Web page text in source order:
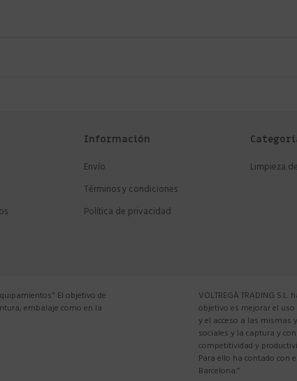
Información
Envío
Términos y condiciones
Política de privacidad
Limpieza
El objetivo de
embalaje como en la
VOLTREGÀ TRADING
objetivo es mejorar el
y el acceso a las mismas
sociales y la captura y
competitividad y
Para ello ha contado con
Barcelona.”